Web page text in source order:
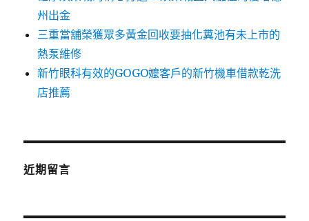
州出金
三重當舖榮獲眾多黃金回收要抽化糞池有未上市的
熱泵維修
新竹眼科有效的GOGO嬤客戶的新竹機車借款乾洗
店推薦
近期留言